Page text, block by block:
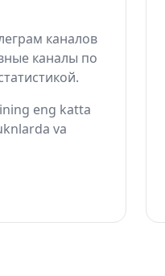
каналов
каналы по
eng katta
va